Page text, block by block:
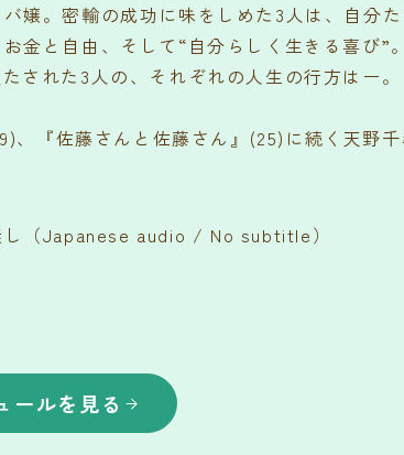
嬢。密輸の成功に味をしめた3人は、自分
金と自由、そして“自分らしく生きる喜び”
された3人の、それぞれの人生の行方はー。
、『佐藤さんと佐藤さん』(25)に続く天野千
（Japanese audio / No subtitle）
ールを見る